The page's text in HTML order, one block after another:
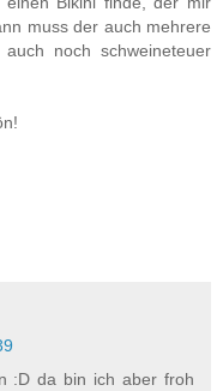
muss der auch mehrere
noch schweineteuer
:D da bin ich aber froh